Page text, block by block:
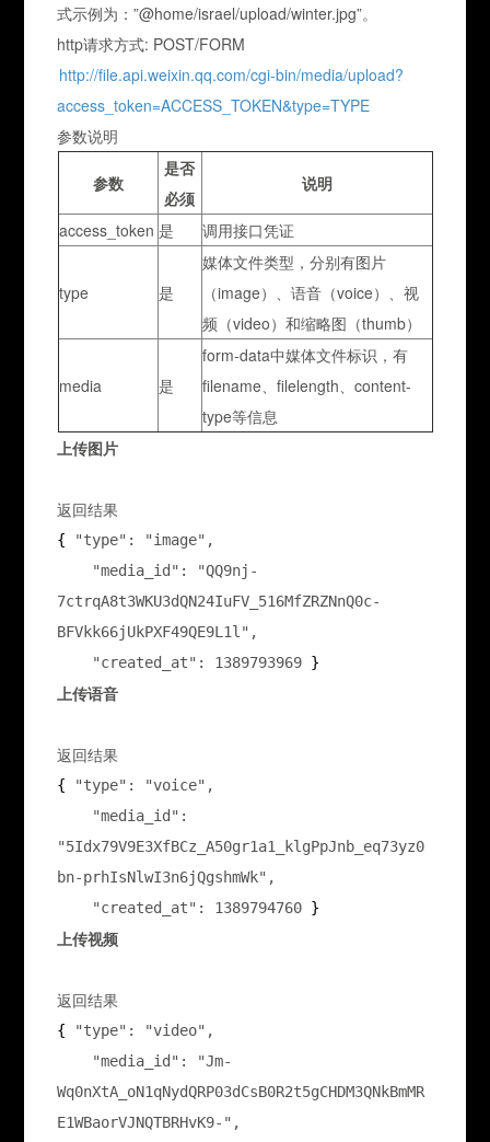
式示例为：”@home/israel/upload/winter.jpg”。
http请求方式: POST/FORM
http://file.api.weixin.qq.com/cgi-bin/media/upload?
access_token=ACCESS_TOKEN&type=TYPE
参数说明
参数
是否
必须
说明
access_token 是 调用接口凭证
type 是
媒体文件类型，分别有图片
（image）、语音（voice）、视
频（video）和缩略图（thumb）
media 是
form-data中媒体文件标识，有
filename、filelength、content-
type等信息
上传图片
返回结果
{ "type": "image",
7ctrqA8t3WKU3dQN24IuFV_516MfZRZNnQ0c-
BFVkk66jUkPXF49QE9L1l",
    "created_at": 1389793969
}
上传语音
返回结果
{ "type": "voice",
"5Idx79V9E3XfBCz_A50gr1a1_klgPpJnb_eq73yz0
bn-prhIsNlwI3n6jQgshmWk",
    "created_at": 1389794760
}
上传视频
返回结果
{ "type": "video",
Wq0nXtA_oN1qNydQRP03dCsB0R2t5gCHDM3QNkBmMR
E1WBaorVJNQTBRHvK9-",